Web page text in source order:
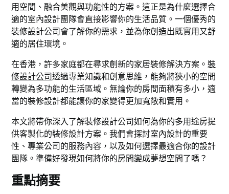
用空間、融合美觀與功能性的方案。這正是為什麼選擇合
適的室內設計團隊會直接影響你的生活品質。一個優秀的
裝修設計公司會了解你的需求，並為你創造出既實用又舒
適的居住環境。
在香港，許多家庭都在尋求創新的家居裝修解決方案。裝
修設計公司透過專業知識和創意思維，能夠將狹小的空間
轉變為多功能的生活區域。無論你的房間面積有多小，適
當的裝修設計都能讓你的家變得更加寬敞和實用。
本文將帶你深入了解裝修設計公司如何為你的多用途房提
供客製化的裝修設計方案。我們會探討室內設計的重要
性、專業公司的服務內容，以及如何選擇最適合你的設計
團隊。準備好發現如何將你的房間變成夢想空間了嗎？
重點摘要